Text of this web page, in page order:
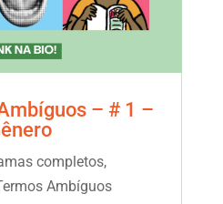
– # 1 –
completos,
Ambíguos